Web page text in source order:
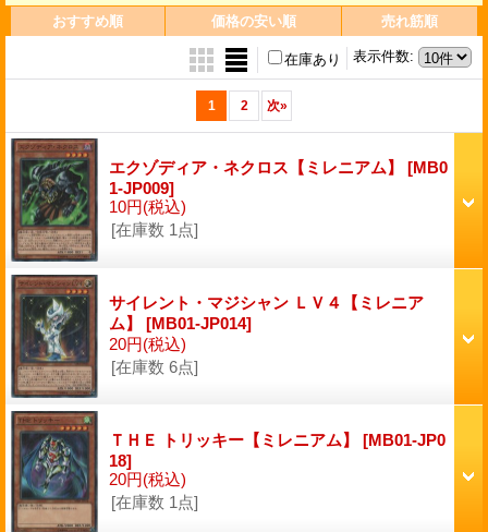
おすすめ順 価格の安い順 売れ筋順
表示件数:
在庫あり
1 2 次»
エクゾディア・ネクロス【ミレニアム】 [MB0
1-JP009]
10円(税込)
[在庫数 1点]
サイレント・マジシャン ＬＶ４【ミレニア
ム】 [MB01-JP014]
20円(税込)
[在庫数 6点]
ＴＨＥ トリッキー【ミレニアム】 [MB01-JP0
18]
20円(税込)
[在庫数 1点]